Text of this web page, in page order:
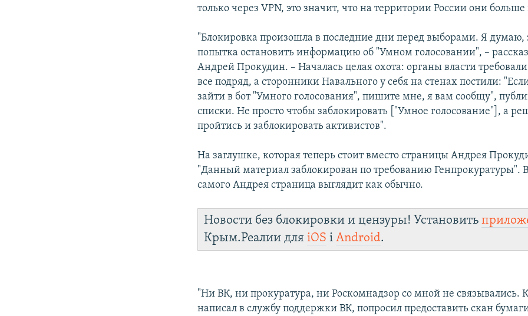
только через VPN, это значит, что на территории России они
"Блокировка произошла в последние дни перед выборами. Я думаю,
попытка остановить информацию об "Умном голосовании", –
Андрей Прокудин. – Началась целая охота: органы власти
все подряд, а сторонники Навального у себя на стенах постили:
зайти в бот "Умного голосования", пишите мне, я вам сообщу",
списки. Не просто чтобы заблокировать ["Умное голосование"], а
пройтись и заблокировать активистов".
На заглушке, которая теперь стоит вместо страницы Андрея
"Данный материал заблокирован по требованию Генпрокуратуры".
самого Андрея страница выглядит как обычно.
Новости без блокировки и цензуры! Установить
Крым.Реалии дляiOS іAndroid.
"Ни ВК, ни прокуратура, ни Роскомнадзор со мной не связывались.
написал в службу поддержки ВК, попросил предоставить скан